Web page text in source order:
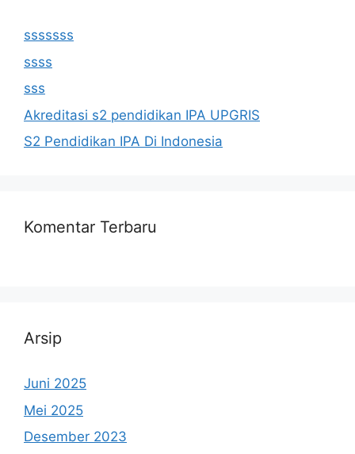
sssssss
ssss
sss
Akreditasi s2 pendidikan IPA UPGRIS
S2 Pendidikan IPA Di Indonesia
Komentar Terbaru
Arsip
Juni 2025
Mei 2025
Desember 2023